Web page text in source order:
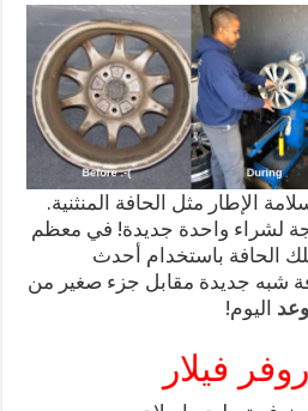
الإطار مثل الحافة المنثنية.
لشراء واحدة جديدة! في معظم
الحافة باستخدام أحدث
شبه جديدة مقابل جزء صغير من
اليوم!
فيلار